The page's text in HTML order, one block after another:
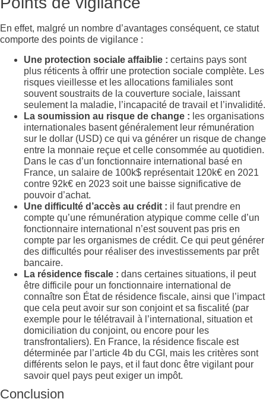
En effet, malgré un nombre d’avantages conséquent, ce statut
comporte des points de vigilance :
Une protection sociale affaiblie : certains pays sont
plus réticents à offrir une protection sociale complète. Les
risques vieillesse et les allocations familiales sont
souvent soustraits de la couverture sociale, laissant
seulement la maladie, l’incapacité de travail et l’invalidité.
La soumission au risque de change : les organisations
internationales basent généralement leur rémunération
sur le dollar (USD) ce qui va générer un risque de change
entre la monnaie reçue et celle consommée au quotidien.
Dans le cas d’un fonctionnaire international basé en
France, un salaire de 100k$ représentait 120k€ en 2021
contre 92k€ en 2023 soit une baisse significative de
pouvoir d’achat.
Une difficulté d’accès au crédit : il faut prendre en
compte qu’une rémunération atypique comme celle d’un
fonctionnaire international n’est souvent pas pris en
compte par les organismes de crédit. Ce qui peut générer
des difficultés pour réaliser des investissements par prêt
bancaire.
La résidence fiscale : dans certaines situations, il peut
être difficile pour un fonctionnaire international de
connaître son État de résidence fiscale, ainsi que l’impact
que cela peut avoir sur son conjoint et sa fiscalité (par
exemple pour le télétravail à l’international, situation et
domiciliation du conjoint, ou encore pour les
transfrontaliers). En France, la résidence fiscale est
déterminée par l’article 4b du CGI, mais les critères sont
différents selon le pays, et il faut donc être vigilant pour
savoir quel pays peut exiger un impôt.
Conclusion